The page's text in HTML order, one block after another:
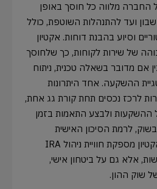
החברה מלווה כל חוסך באופן
ועד להתנהלות השוטפת, כולל
וסיוע בהבנת דוחות. אקטיון
של שירות לקוחות, כך שלחוסך
אם מדובר בשאלה טכנית, ניתוח
ההשקעה. אחד היתרונות
לרכז נכסים תחת קורת גג אחת,
ההשקעות ולבצע התאמות בזמן
לרמת הסיכון האישית
ולמטרות החיסכון. בכך, אקטיון מספקת חוויית ניהול IRA
אלא גם על ביטחון אישי,
שוק ההון.